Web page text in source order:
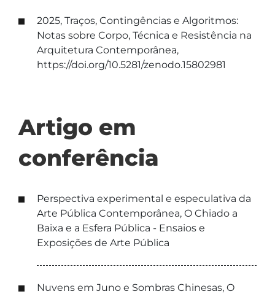
2025, Traços, Contingências e Algoritmos:
Notas sobre Corpo, Técnica e Resistência na
Arquitetura Contemporânea,
https://doi.org/10.5281/zenodo.15802981
Artigo em
conferência
Perspectiva experimental e especulativa da
Arte Pública Contemporânea, O Chiado a
Baixa e a Esfera Pública - Ensaios e
Exposições de Arte Pública
Nuvens em Juno e Sombras Chinesas, O